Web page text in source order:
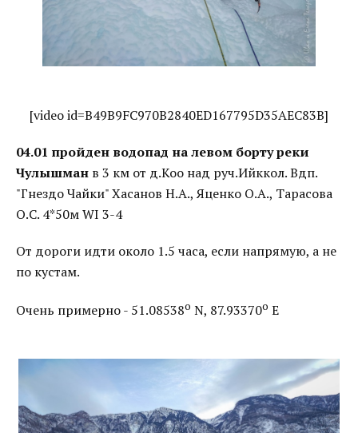
[video id=B49B9FC970B2840ED167795D35AEC83B]
04.01 пройден водопад на левом борту реки
Чулышман в 3 км от д.Коо над руч.Ийккол. Вдп.
"Гнездо Чайки" Хасанов Н.А., Яценко О.А., Тарасова
О.С. 4*50м WI 3-4
От дороги идти около 1.5 часа, если напрямую, а не
по кустам.
Очень примерно - 51.08538o N, 87.93370o E